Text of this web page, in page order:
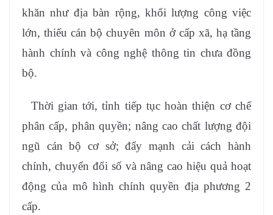
khăn như địa bàn rộng, khối lượng công việc
lớn, thiếu cán bộ chuyên môn ở cấp xã, hạ tầng
hành chính và công nghệ thông tin chưa đồng
bộ.
Thời gian tới, tỉnh tiếp tục hoàn thiện cơ chế
phân cấp, phân quyền; nâng cao chất lượng đội
ngũ cán bộ cơ sở; đẩy mạnh cải cách hành
chính, chuyển đổi số và nâng cao hiệu quả hoạt
động của mô hình chính quyền địa phương 2
cấp.